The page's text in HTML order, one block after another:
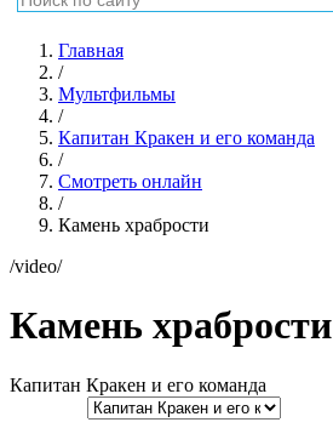
Главная
/
Мультфильмы
/
Капитан Кракен и его команда
/
Смотреть онлайн
/
Камень храбрости
/video/
Камень храбрости
Капитан Кракен и его команда